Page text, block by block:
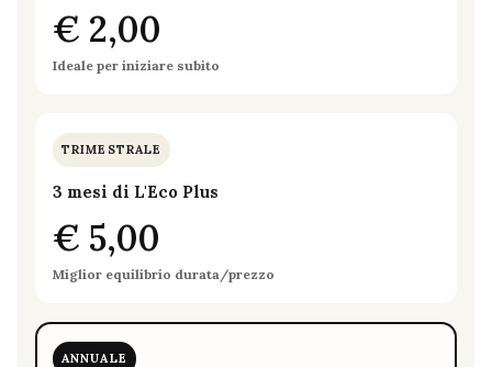
€ 2,00
Ideale per iniziare subito
TRIMESTRALE
3 mesi di L'Eco Plus
€ 5,00
Miglior equilibrio durata/prezzo
ANNUALE